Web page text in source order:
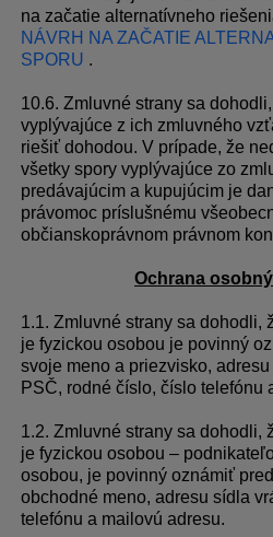
na začatie alternatívneho
NÁVRH NA ZAČATIE
SPORU .
10.6. Zmluvné strany sa
vyplývajúce z ich zmluvného
riešiť dohodou. V prípade, že
všetky spory vyplývajúce zo
predávajúcim a kupujúcim je
právomoc príslušnému
občianskoprávnom právnom
Ochrana
1.1. Zmluvné strany sa dohodli,
je fyzickou osobou je povinný
svoje meno a priezvisko,
PSČ, rodné číslo, číslo telefónu
1.2. Zmluvné strany sa dohodli,
je fyzickou osobou –
osobou, je povinný oznámiť
obchodné meno, adresu sídla
telefónu a mailovú adresu.